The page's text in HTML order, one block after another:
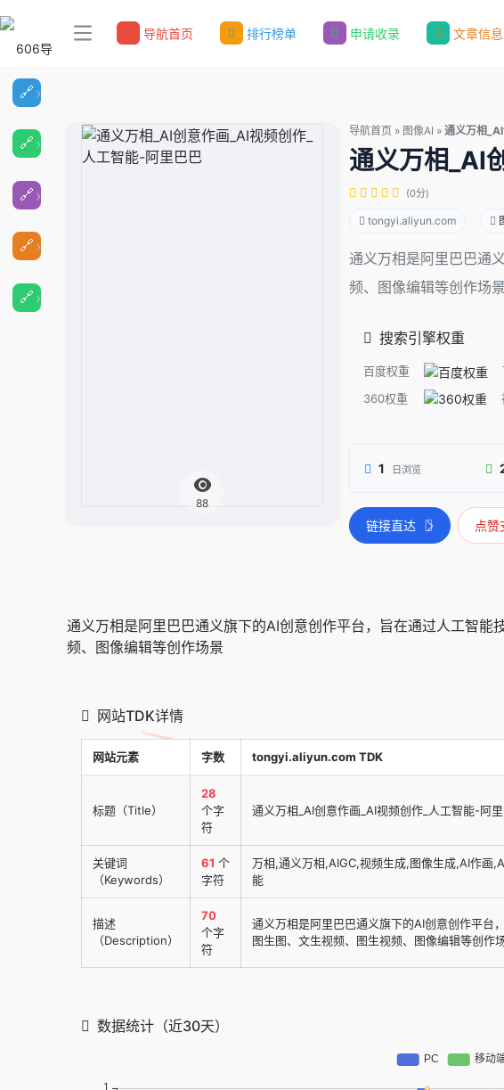
导航首页 排行榜单 申请收录 文章信息
88
导航首页 » 图像AI » 通义万相
通义万相_AI
(0分)
tongyi.aliyun.com
通义万相是阿里巴巴通
频、图像编辑等创作场景
搜索引擎权重
百度权重
360权重
1 日浏览
链接直达 点
通义万相是阿里巴巴通义旗下的AI创意创作平台，旨在通过人工智
频、图像编辑等创作场景
网站TDK详情
网站元素 字数 tongyi.aliyun.com TDK
标题（Title）
28
个字
符
通义万相_AI创意作画_AI视频创作_人工智能-阿
关键词
（Keywords）
61 个
字符
万相,通义万相,AIGC,视频生成,图像生成,AI作画
能
描述
（Description）
70
个字
符
通义万相是阿里巴巴通义旗下的AI创意创作平台
图生图、文生视频、图生视频、图像编辑等创作
数据统计（近30天）